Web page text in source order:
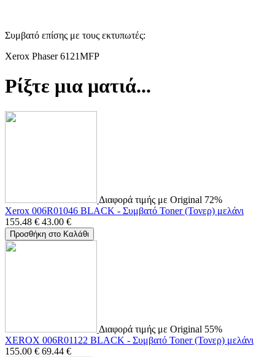
Συμβατό επίσης με τους εκτυπωτές:
Xerox Phaser 6121MFP
Ρίξτε μια ματιά...
Διαφορά τιμής με Original 72%
Xerox 006R01046 BLACK - Συμβατό Toner (Τονερ) μελάνι
155.48 € 43.00 €
Προσθήκη στο Καλάθι
Διαφορά τιμής με Original 55%
XEROX 006R01122 BLACK - Συμβατό Toner (Τονερ) μελάνι
155.00 € 69.44 €